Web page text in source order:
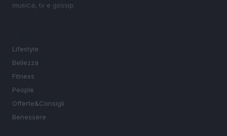
musica, tv e gossip.
Lifestyle
Bellezza
Fitness
People
Offerte&Consigli
Benessere